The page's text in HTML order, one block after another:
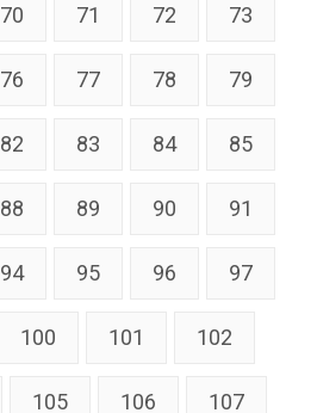
70 71 72 73
76 77 78 79
82 83 84 85
88 89 90 91
94 95 96 97
100 101 102
105 106 107